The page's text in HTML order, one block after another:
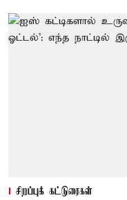
சிறப்புக் கட்டுரைகள்